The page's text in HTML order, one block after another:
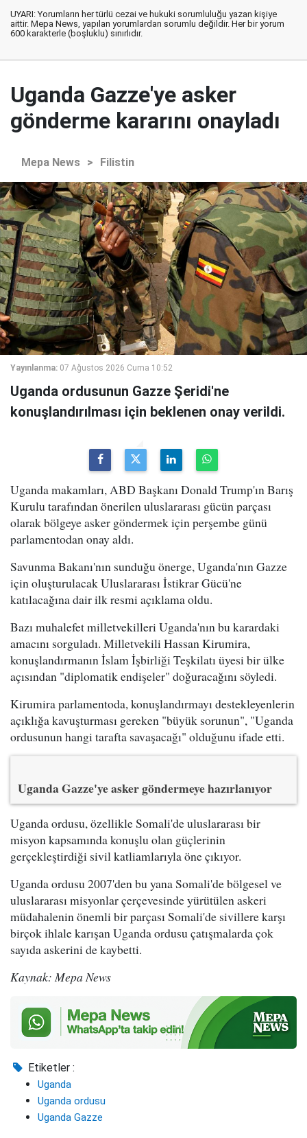
UYARI: Yorumların her türlü cezai ve hukuki sorumluluğu yazan kişiye
aittir. Mepa News, yapılan yorumlardan sorumlu değildir. Her bir yorum
600 karakterle (boşluklu) sınırlıdır.
Uganda Gazze'ye asker
gönderme kararını onayladı
Mepa News > Filistin
Yayınlanma: 07 Ağustos 2026 Cuma 10:52
Uganda ordusunun Gazze Şeridi'ne
konuşlandırılması için beklenen onay verildi.
Uganda makamları, ABD Başkanı Donald Trump'ın Barış
Kurulu tarafından önerilen uluslararası gücün parçası
olarak bölgeye asker göndermek için perşembe günü
parlamentodan onay aldı.
Savunma Bakanı'nın sunduğu önerge, Uganda'nın Gazze
için oluşturulacak Uluslararası İstikrar Gücü'ne
katılacağına dair ilk resmi açıklama oldu.
Bazı muhalefet milletvekilleri Uganda'nın bu karardaki
amacını sorguladı. Milletvekili Hassan Kirumira,
konuşlandırmanın İslam İşbirliği Teşkilatı üyesi bir ülke
açısından "diplomatik endişeler" doğuracağını söyledi.
Kirumira parlamentoda, konuşlandırmayı destekleyenlerin
açıklığa kavuşturması gereken "büyük sorunun", "Uganda
ordusunun hangi tarafta savaşacağı" olduğunu ifade etti.
Uganda Gazze'ye asker göndermeye hazırlanıyor
Uganda ordusu, özellikle Somali'de uluslararası bir
misyon kapsamında konuşlu olan güçlerinin
gerçekleştirdiği sivil katliamlarıyla öne çıkıyor.
Uganda ordusu 2007'den bu yana Somali'de bölgesel ve
uluslararası misyonlar çerçevesinde yürütülen askeri
müdahalenin önemli bir parçası Somali'de sivillere karşı
birçok ihlale karışan Uganda ordusu çatışmalarda çok
sayıda askerini de kaybetti.
Kaynak: Mepa News
Etiketler :
Uganda
Uganda ordusu
Uganda Gazze